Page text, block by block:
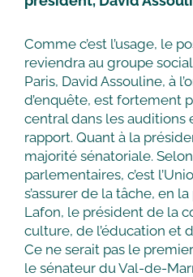
Comme c’est l’usage, le
reviendra au groupe
Paris, David Assouline, à
d’enquête, est fortement
central dans les auditions
rapport. Quant à la
majorité sénatoriale.
parlementaires, c’est
s’assurer de la tâche, en
Lafon, le président de la
culture, de l’éducation et
Ce ne serait pas le
le sénateur du Val-de-